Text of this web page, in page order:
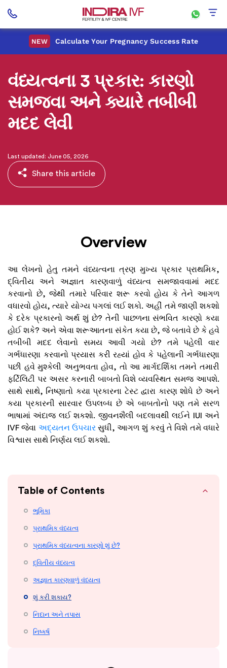
NEW Calculate Your Pregnancy Success Rate
વંધ્યત્વના 3 પ્રકાર: કારણો
સમજવા અને ક્યારે તબીબી
મદદ લેવી
Last updated: June 05, 2026
Share this article
Overview
આ લેખનો હેતુ તમને વંધ્યત્વના ત્રણ મુખ્ય પ્રકાર પ્રાથમિક,
દ્વિતીય અને અજ્ઞાત કારણવાળું વંધ્યત્વ સમજાવવામાં મદદ
કરવાનો છે, જેથી તમારે પરિવાર શરૂ કરવો હોય કે તેને આગળ
વધારવો હોય, ત્યારે યોગ્ય પગલાં લઈ શકો. અહીં તમે જાણી શકશો
કે દરેક પ્રકારનો અર્થ શું છે? તેની પાછળના સંભવિત કારણો કયા
હોઈ શકે? અને એવા શરૂઆતના સંકેત કયા છે, જે બતાવે છે કે હવે
તબીબી મદદ લેવાનો સમય આવી ગયો છે? તમે પહેલી વાર
ગર્ભધારણા કરવાનો પ્રયાસ કરી રહ્યાં હોવ કે પહેલાની ગર્ભધારણા
પછી હવે મુશ્કેલી અનુભવતા હોવ, તો આ માર્ગદર્શિકા તમને તમારી
ફર્ટિલિટી પર અસર કરનારી બાબતો વિશે વ્યવસ્થિત સમજ આપશે.
સાથે સાથે, નિષ્ણાતો કયા પ્રકારના ટેસ્ટ દ્વારા કારણ શોધે છે અને
કયા પ્રકારની સારવાર ઉપલબ્ધ છે એ બાબતોનો પણ તમે સરળ
ભાષામાં અંદાજ લઈ શકશો. જીવનશૈલી બદલાવથી લઈને IUI અને
IVF જેવા અદ્યતન ઉપચારસુધી, આગળ શું કરવું તે વિશે તમે વધારે
વિશ્વાસ સાથે નિર્ણય લઈ શકશો.
Table of Contents
ભૂમિકા
પ્રાથમિક વંધ્યત્વ
પ્રાથમિક વંધ્યત્વના કારણો શું છે?
દ્વિતીય વંધ્યત્વ
અજ્ઞાત કારણવાળું વંધ્યત્વ
શું કરી શકાય?
નિદાન અને તપાસ
નિષ્કર્ષ